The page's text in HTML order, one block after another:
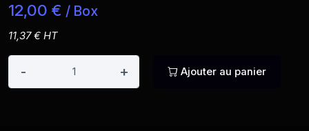
12,00 € / Box
11,37 € HT
- + Ajouter au panier